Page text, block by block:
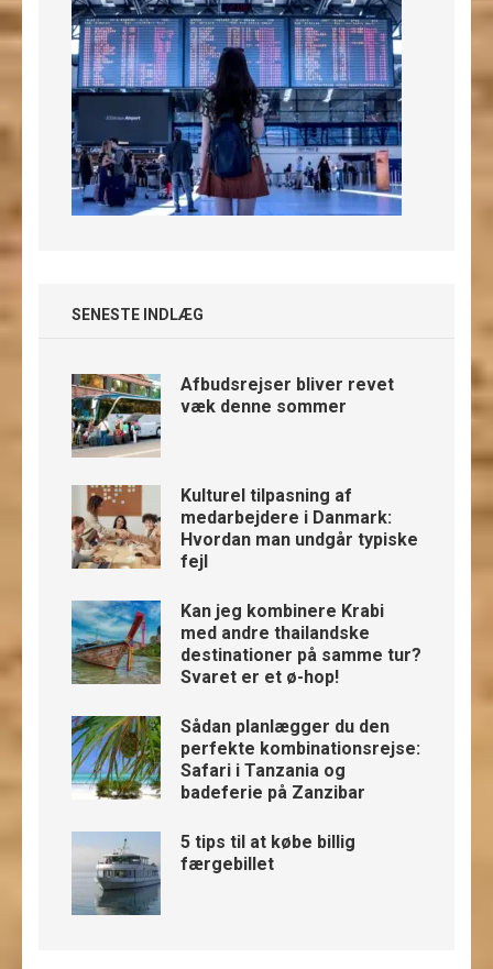
SENESTE INDLÆG
Afbudsrejser bliver revet
væk denne sommer
Kulturel tilpasning af
medarbejdere i Danmark:
Hvordan man undgår typiske
fejl
Kan jeg kombinere Krabi
med andre thailandske
destinationer på samme tur?
Svaret er et ø-hop!
Sådan planlægger du den
perfekte kombinationsrejse:
Safari i Tanzania og
badeferie på Zanzibar
5 tips til at købe billig
færgebillet